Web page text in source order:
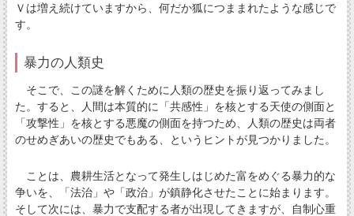
Ｖは増え続けていますから、何だか狐につままれたような感じで
す。
暴力の人類史
そこで、この謎を解くために人類の歴史を振り返ってみまし
た。すると、人間は本質的に「共感性」を核とする天使の側面と
「攻撃性」を核とする悪魔の側面を持つため、人類の歴史は両者
のせめぎあいの歴史でもある、というヒントが見つかりました。
ことは、農耕生活となって発生しはじめた富をめぐる暴力的な
争いを、「法治」や「政治」が鎮静化させたことに始まります。
そして次には、暴力で支配する者が出現してきますが、自制心重